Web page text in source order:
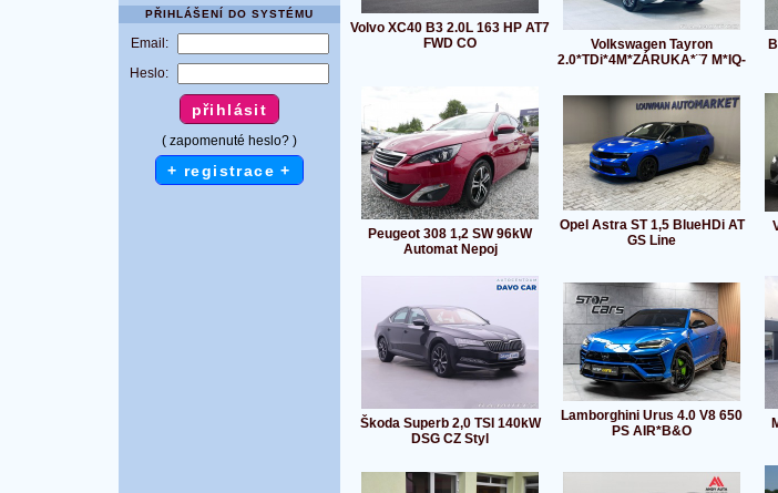
PŘIHLÁŠENÍ DO SYSTÉMU
Email:
Heslo:
( zapomenuté heslo? )
+ registrace +
Volvo XC40 B3 2.0L 163 HP AT7
FWD CO
Volkswagen Tayron
2.0*TDi*4M*ZÁRUKA*¨7 M*IQ-
Peugeot 308 1,2 SW 96kW
Automat Nepoj
Opel Astra ST 1,5 BlueHDi AT
GS Line
Škoda Superb 2,0 TSI 140kW
DSG CZ Styl
Lamborghini Urus 4.0 V8 650
PS AIR*B&O